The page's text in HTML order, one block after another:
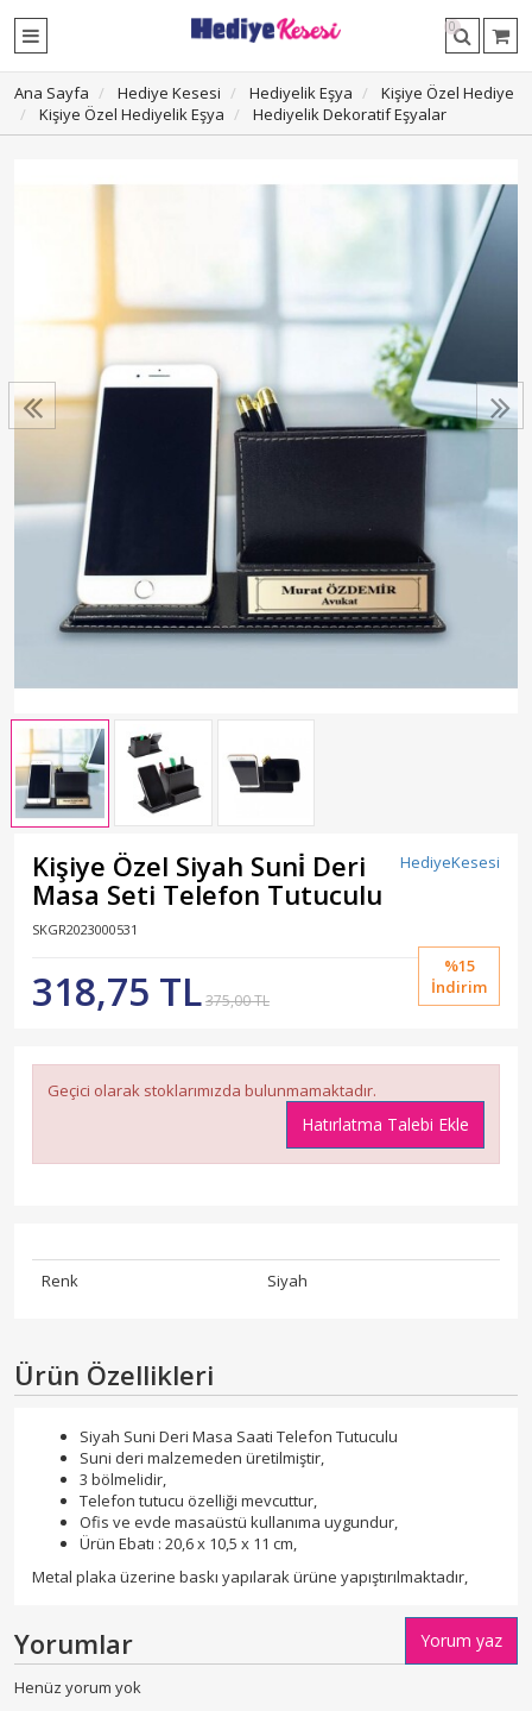
0
Ana Sayfa Hediye Kesesi Hediyelik Eşya
Kişiye Özel Hediye
Kişiye Özel Hediyelik Eşya
Hediyelik Dekoratif Eşyalar
HediyeKesesi
Kişiye Özel Siyah Suni̇ Deri
Masa Seti Telefon Tutuculu
SKGR2023000531
%15
İndirim
318,75 TL375,00 TL
Geçici olarak stoklarımızda bulunmamaktadır.
Hatırlatma Talebi Ekle
Renk Siyah
Ürün Özellikleri
Siyah Suni Deri Masa Saati Telefon Tutuculu
Suni deri malzemeden üretilmiştir,
3 bölmelidir,
Telefon tutucu özelliği mevcuttur,
Ofis ve evde masaüstü kullanıma uygundur,
Ürün Ebatı : 20,6 x 10,5 x 11 cm,
Metal plaka üzerine baskı yapılarak ürüne yapıştırılmaktadır,
Yorumlar Yorum yaz
Henüz yorum yok